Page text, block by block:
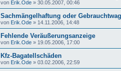
von Erik.Ode » 30.05.2007, 00:46
Sachmängelhaftung oder
von Erik.Ode » 14.11.2006, 14:48
Fehlende Veräußerungsanzeige
von Erik.Ode » 19.05.2006, 17:00
Kfz-Bagatellschäden
von Erik.Ode » 03.02.2006, 22:59